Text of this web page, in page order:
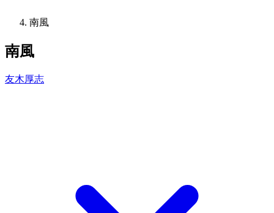
南風
南風
友木厚志